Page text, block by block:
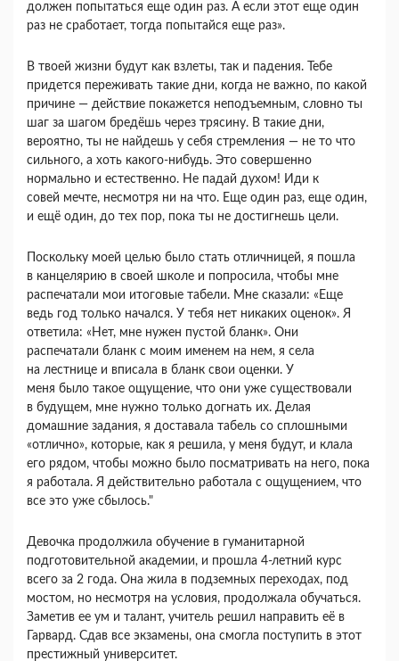
должен попытаться еще один раз. А если этот еще один
раз не сработает, тогда попытайся еще раз».
В твоей жизни будут как взлеты, так и падения. Тебе
придется переживать такие дни, когда не важно, по какой
причине — действие покажется неподъемным, словно ты
шаг за шагом бредёшь через трясину. В такие дни,
вероятно, ты не найдешь у себя стремления — не то что
сильного, а хоть какого-нибудь. Это совершенно
нормально и естественно. Не падай духом! Иди к
совей мечте, несмотря ни на что. Еще один раз, еще один,
и ещё один, до тех пор, пока ты не достигнешь цели.
Поскольку моей целью было стать отличницей, я пошла
в канцелярию в своей школе и попросила, чтобы мне
распечатали мои итоговые табели. Мне сказали: «Еще
ведь год только начался. У тебя нет никаких оценок». Я
ответила: «Нет, мне нужен пустой бланк». Они
распечатали бланк с моим именем на нем, я села
на лестнице и вписала в бланк свои оценки. У
меня было такое ощущение, что они уже существовали
в будущем, мне нужно только догнать их. Делая
домашние задания, я доставала табель со сплошными
«отлично», которые, как я решила, у меня будут, и клала
его рядом, чтобы можно было посматривать на него, пока
я работала. Я действительно работала с ощущением, что
все это уже сбылось."
Девочка продолжила обучение в гуманитарной
подготовительной академии, и прошла 4-летний курс
всего за 2 года. Она жила в подземных переходах, под
мостом, но несмотря на условия, продолжала обучаться.
Заметив ее ум и талант, учитель решил направить её в
Гарвард. Сдав все экзамены, она смогла поступить в этот
престижный университет.